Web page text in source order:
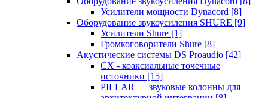
Усилители мощности Dynacord [8]
Оборудование звукоусиления SHURE [9]
Усилители Shure [1]
Громкоговорители Shure [8]
Акустические системы DS Proaudio [42]
CX - коаксиальные точечные
источники [15]
PILLAR — звуковые колонны для